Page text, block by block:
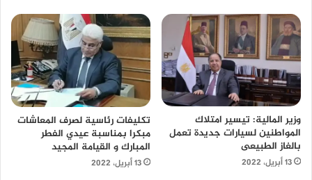
وزير المالية: تيسير امتلاك
المواطنين لسيارات جديدة تعمل
بالغاز الطبيعى
13 أبريل، 2022
تكليفات رئاسية لصرف المعاشات
مبكرا بمناسبة عيدي الفطر
المبارك و القيامة المجيد
13 أبريل، 2022